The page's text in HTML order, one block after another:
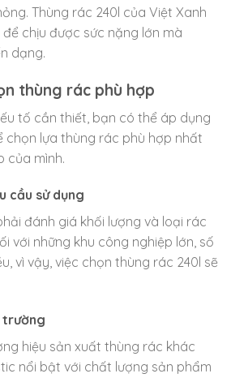
Thùng rác 240l của Việt Xanh
chịu được sức nặng lớn mà
dạng.
thùng rác phù hợp
tố cần thiết, bạn có thể áp dụng
chọn lựa thùng rác phù hợp nhất
của mình.
cầu sử dụng
đánh giá khối lượng và loại rác
với những khu công nghiệp lớn, số
vì vậy, việc chọn thùng rác 240l sẽ
trường
hiệu sản xuất thùng rác khác
nổi bật với chất lượng sản phẩm